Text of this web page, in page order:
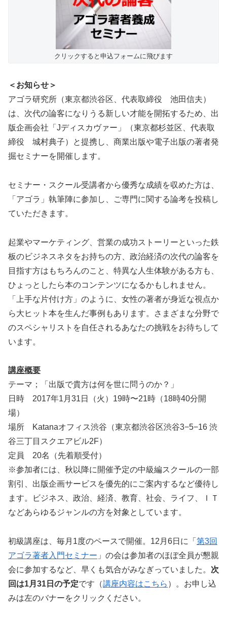
クリックすると申込フォームに飛びます
＜お知らせ＞
アゴラ研究所（東京都渋谷区、代表取締役 池田信夫）
は、次代の論客になりうる新しい才能を開拓するため、出
版企画会社「Jディスカヴァー」（東京都杉並区、代表取
締役 城村典子）と提携し、商業出版や電子出版の著者発
掘セミナーを開催します。
セミナー・スクール受講者から優秀な成績を収めた方は、
「アゴラ」執筆陣に参加し、ご専門に関する論考を投稿し
ていただきます。
起業やマーケティング、営業の成功ストーリーといった鉄
板のビジネスネタをお持ちの方、政治経済の次代の論客を
目指す方はもちろんのこと、特異な人生体験がある方も、
ひょっとしたら本のコンテンツになるかもしれません。
「上手な片付け方」のように、女性の著者が身近な視点か
ら大ヒット本を生んだ事例もあります。さまざまな分野で
のスペシャリストを自任されるあなたの挑戦をお待ちして
います。
講座概要
テーマ；「出版で貴方は何を世に問うのか？」
日時 2017年1月31日（火）19時〜21時（18時40分開
場）
場所 Katanaオフィス渋谷（東京都渋谷区渋谷3−5−16 渋
谷三丁目スクエアビル2F）
定員 20名（先着順受付）
※参加者には、秋以降に開催予定の中級編スクールの一部
割引、出版企画サービスを優先的にご案内するなど優待し
ます。ビジネス、政治、経済、教育、社会、ライフ、ＩＴ
などあらゆるジャンルの方を対象としています。
初級講座は、毎月1度のペースで開催。12月6日に「 第3回
アゴラ著者入門セミナー 」の会は参加者のほぼ全員が懇親
会に参加するなど、早くも気合がみなぎっていました。 次
回は1月31日の予定です（講座内容はこちら ）。お申し込
みは左のバナーをクリックください。